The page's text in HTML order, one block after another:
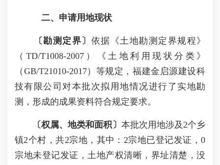
二、申请用地现状
〔勘测定界〕 依据《土地勘测定界规程》
（TD/T1008-2007）《土地利用现状分类》
（GB/T21010-2017）等规定，福建金启源建设科
技有限公司对本批次拟用地情况进行了实地勘
测，形成的成果资料符合规定要求。
〔权属、地类和面积〕 本批次用地涉及2个乡
镇2个村，共2宗地，其中：2宗地已登记发证，0
宗地未登记发证，土地产权清晰，界址清楚，没